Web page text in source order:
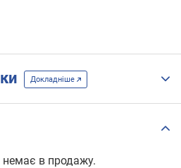
Докладніше
немає в продажу.